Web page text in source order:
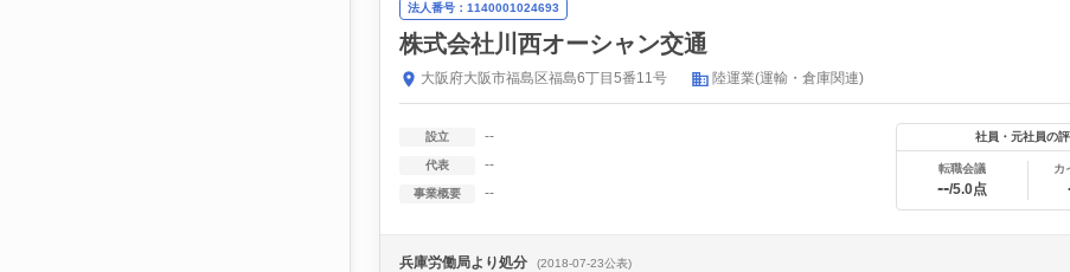
法人番号：1140001024693
株式会社川西オーシャン交通
大阪府大阪市福島区福島6丁目5番11号 陸運業(運輸・倉庫関連)
設立 --
代表 --
事業概要 --
社員・元社員の
転職会議
--/5.0点
カ
兵庫労働局より処分 (2018-07-23公表)